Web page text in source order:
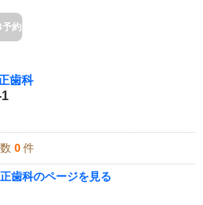
予約
歯科
0 件
歯科のページを見る